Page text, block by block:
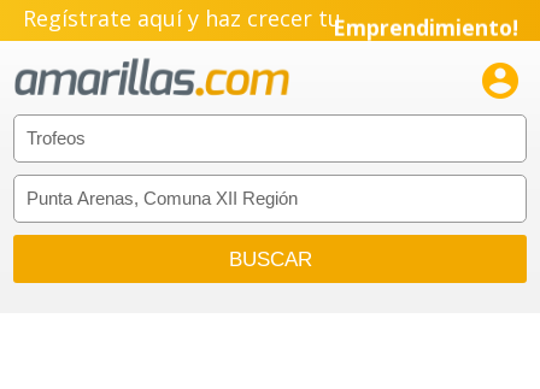
Regístrate aquí y haz crecer tuEmprendimiento!
